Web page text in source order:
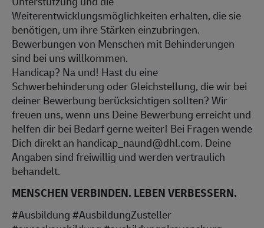
Weiterentwicklungsmöglichkeiten erhalten, die sie
benötigen, um ihre Stärken einzubringen.
Bewerbungen von Menschen mit Behinderungen
sind bei uns willkommen.
Handicap? Na und! Hast du eine
Schwerbehinderung oder Gleichstellung, die wir bei
deiner Bewerbung berücksichtigen sollten? Wir
freuen uns, wenn uns Deine Bewerbung erreicht und
helfen dir bei Bedarf gerne weiter! Bei Fragen wende
Dich direkt an handicap_naund@dhl.com. Deine
Angaben sind freiwillig und werden vertraulich
behandelt.
MENSCHEN VERBINDEN. LEBEN VERBESSERN.
#Ausbildung #AusbildungZusteller